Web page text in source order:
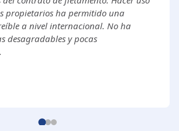
propietarios ha permitido una
a nivel internacional. No ha
desagradables y pocas